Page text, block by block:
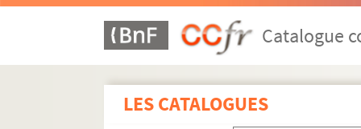
Catalogue
LES CATALOGUES